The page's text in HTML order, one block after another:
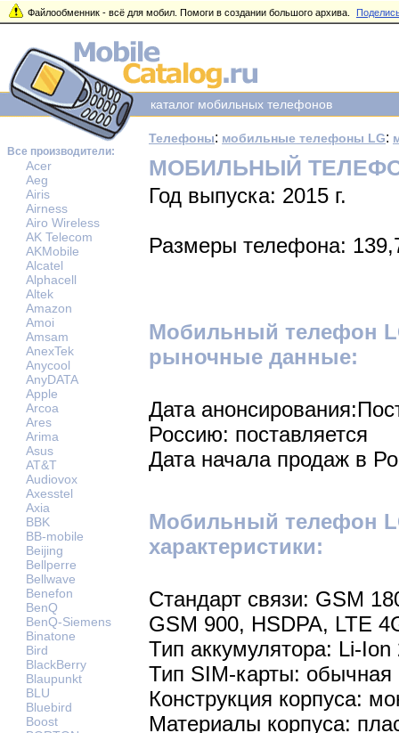
Файлообменник - всё для мобил. Помоги в создании большого архива.
Все производители:
Acer
Aeg
Airis
Airness
Airo Wireless
AK Telecom
AKMobile
Alcatel
Alphacell
Altek
Amazon
Amoi
Amsam
AnexTek
Anycool
AnyDATA
Apple
Arcoa
Ares
Arima
Asus
AT&T
Audiovox
Axesstel
Axia
BBK
BB-mobile
Beijing
Bellperre
Bellwave
Benefon
BenQ
BenQ-Siemens
Binatone
Bird
BlackBerry
Blaupunkt
BLU
Bluebird
Boost
каталог мобильных телефонов
Телефоны: мобильные телефоны LG:
МОБИЛЬНЫЙ
Год выпуска: 2015 г.
Размеры телефона:
Мобильный телефон
рыночные данные:
Дата
Россию: поставляется
Дата начала продаж в
Мобильный телефон
характеристики:
Стандарт связи: GSM
GSM 900, HSDPA, LTE
Тип аккумулятора: Li-
Тип SIM-карты: обычная
Конструкция корпуса:
Материалы корпуса: